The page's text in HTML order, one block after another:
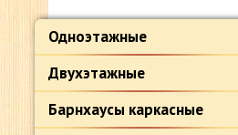
Одноэтажные
Двухэтажные
Барнхаусы каркасные